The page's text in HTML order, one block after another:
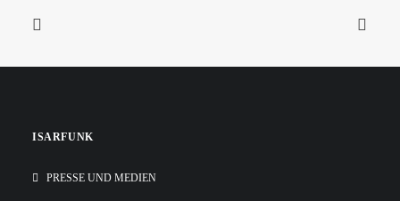
ISARFUNK
PRESSE UND MEDIEN